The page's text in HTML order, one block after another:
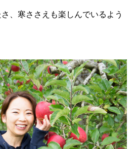
、寒ささえも楽しんでいるよう